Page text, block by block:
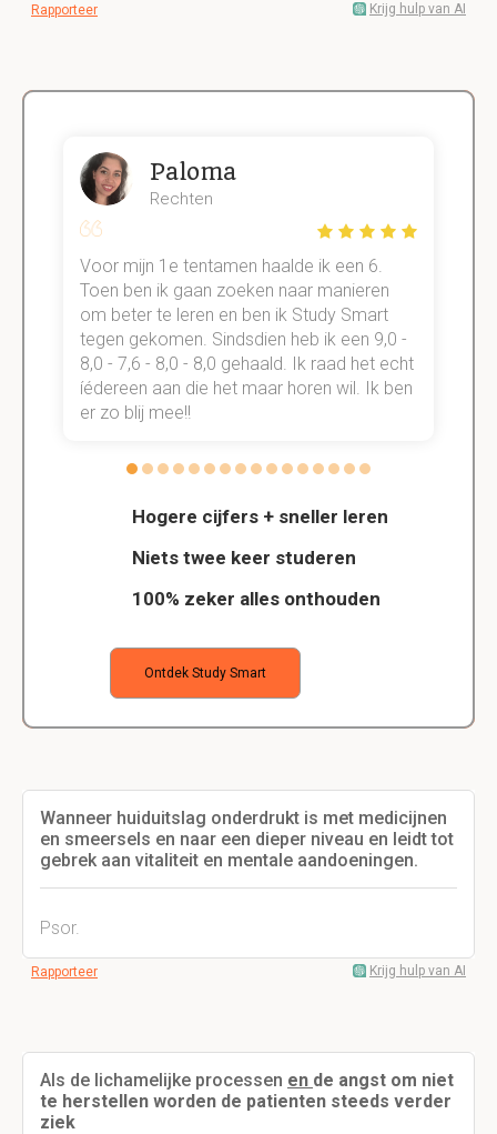
Rapporteer Krijg hulp van AI
Hogere cijfers + sneller leren
Niets twee keer studeren
100% zeker alles onthouden
Ontdek Study Smart
Paloma
Rechten
Voor mijn 1e tentamen haalde ik een 6.
Toen ben ik gaan zoeken naar manieren
om beter te leren en ben ik Study Smart
tegen gekomen. Sindsdien heb ik een 9,0 -
8,0 - 7,6 - 8,0 - 8,0 gehaald. Ik raad het echt
íédereen aan die het maar horen wil. Ik ben
er zo blij mee!!
Wanneer huiduitslag onderdrukt is met medicijnen
en smeersels en naar een dieper niveau en leidt tot
gebrek aan vitaliteit en mentale aandoeningen.
Psor.
Rapporteer Krijg hulp van AI
Als de lichamelijke processen en de angst om niet
te herstellen worden de patienten steeds verder
ziek